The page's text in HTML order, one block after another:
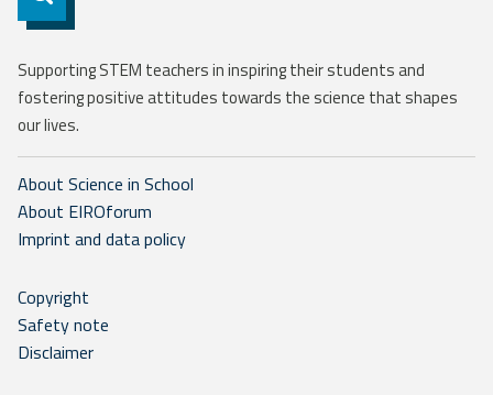
Supporting STEM teachers in inspiring their students and
fostering positive attitudes towards the science that shapes
our lives.
About Science in School
About EIROforum
Imprint and data policy
Copyright
Safety note
Disclaimer